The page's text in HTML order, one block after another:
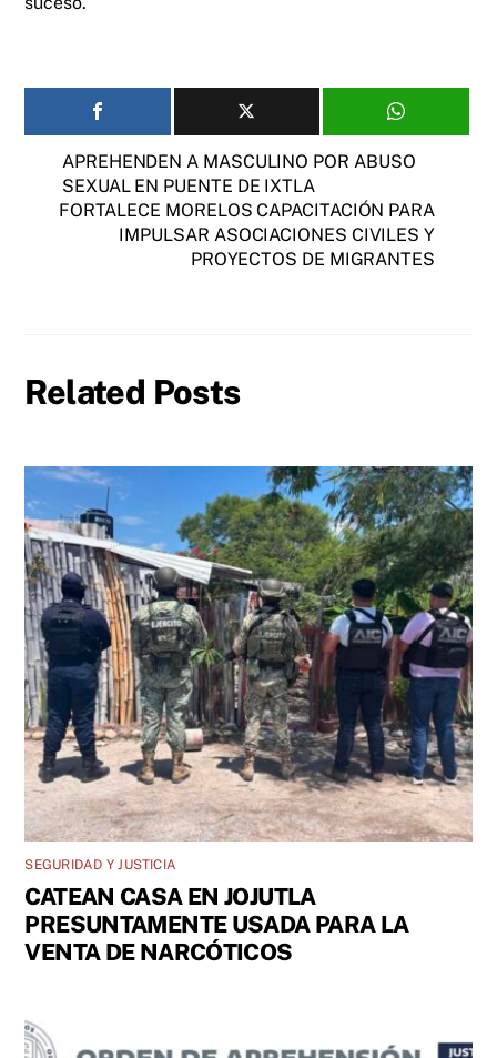
APREHENDEN A MASCULINO POR ABUSO
SEXUAL EN PUENTE DE IXTLA
FORTALECE MORELOS CAPACITACIÓN PARA
IMPULSAR ASOCIACIONES CIVILES Y
PROYECTOS DE MIGRANTES
Related Posts
SEGURIDAD Y JUSTICIA
CATEAN CASA EN JOJUTLA
PRESUNTAMENTE USADA PARA LA
VENTA DE NARCÓTICOS